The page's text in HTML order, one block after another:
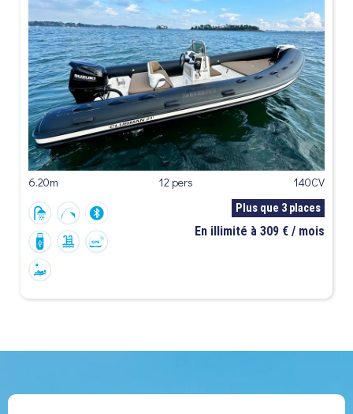
6.20m 12 pers 140CV
Plus que 3 places
En illimité à 309 € / mois